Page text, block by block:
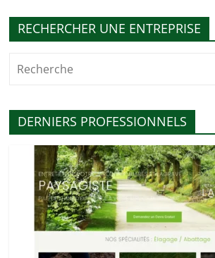
RECHERCHER UNE ENTREPRISE
DERNIERS PROFESSIONNELS